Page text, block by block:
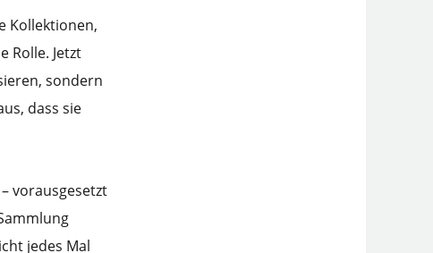
Kollektionen,
Rolle. Jetzt
sondern
dass sie
vorausgesetzt
jedes Mal